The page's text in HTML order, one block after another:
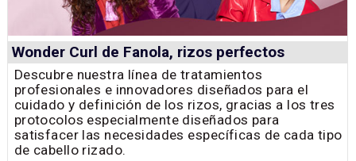
Wonder Curl de Fanola, rizos perfectos
Descubre nuestra línea de tratamientos
profesionales e innovadores diseñados para el
cuidado y definición de los rizos, gracias a los tres
protocolos especialmente diseñados para
satisfacer las necesidades específicas de cada tipo
de cabello rizado.